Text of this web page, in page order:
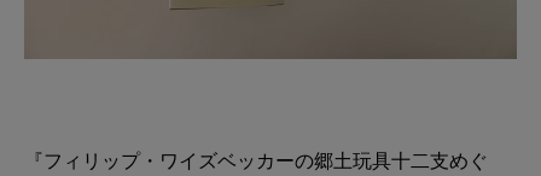
『フィリップ・ワイズベッカーの郷土玩具十二支めぐ